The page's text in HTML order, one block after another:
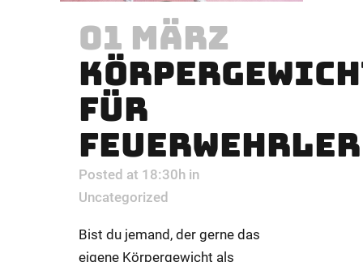
01 MÄRZ
FÜR
FEUERWEHRLER
Posted at 18:30h in
Uncategorized
Bist du jemand, der gerne das
eigene Körpergewicht als